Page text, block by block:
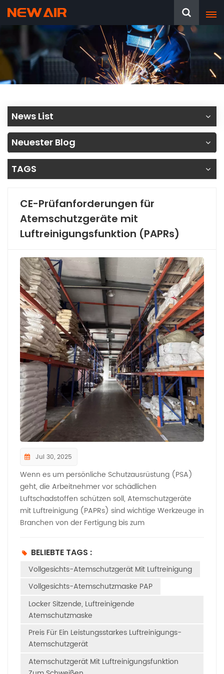
News List
Neuester Blog
TAGS
CE-Prüfanforderungen für
Atemschutzgeräte mit
Luftreinigungsfunktion (PAPRs)
Jul 30, 2025
Wenn es um persönliche Schutzausrüstung (PSA)
geht, die Arbeitnehmer vor schädlichen
Luftschadstoffen schützen soll, Atemschutzgeräte
mit Luftreinigung (PAPRs) sind wichtige Werkzeuge in
Branchen von der Fertigung bis zum
müssen diese lebensrettenden Geräte jedoch
strenge CE-Zertifizierungsanforderungen erfüllen. Wir
analysieren die wichtigsten Prüfnormen und
Verpflichtungen, die Hersteller kennen müssen.​Den
wichtig zu wissen, inwieweit PAPRs in die EU-
Vorschriften eingeordnet werden. Als Geräte zum
Schutz der Benutzer vor Atemwegsgefahren –
einschließlich Staub, Dämpfen und giftigen Gasen –
2016/425 als PSA der Kategorie III eingestuft. Diese
BELIEBTE TAGS :
Vollgesichts-Atemschutzgerät Mit Luftreinigung
Vollgesichts-Atemschutzmaske PAP
Locker Sitzende, Luftreinigende
Atemschutzmaske
Preis Für Ein Leistungsstarkes Luftreinigungs-
Atemschutzgerät
Atemschutzgerät Mit Luftreinigungsfunktion